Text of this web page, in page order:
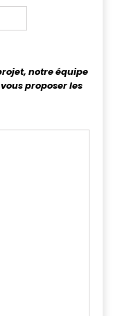
notre équipe
proposer les